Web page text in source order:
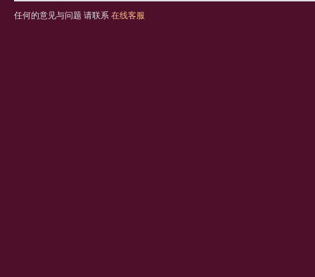
任何的意见与问题 请联系 在线客服